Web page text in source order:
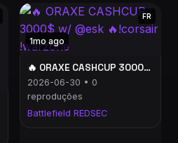
1mo ago
FR
🔥 ORAXE CASHCUP 3000$ w/ @esk 🔥!corsair !warzone
2026-06-30 • 0
reproduções
Battlefield REDSEC